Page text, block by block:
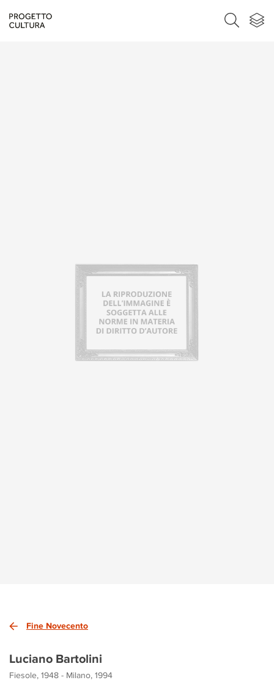
Fine Novecento
Luciano Bartolini
Fiesole, 1948 - Milano, 1994